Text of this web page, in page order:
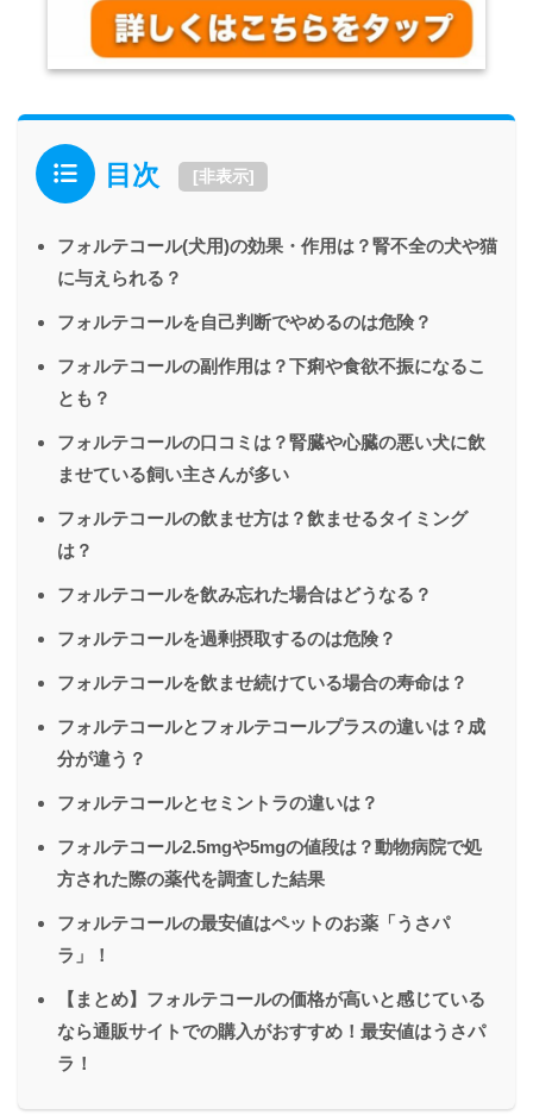
目次 [非表示]
フォルテコール(犬用)の効果・作用は？腎不全の犬や猫
に与えられる？
フォルテコールを自己判断でやめるのは危険？
フォルテコールの副作用は？下痢や食欲不振になるこ
とも？
フォルテコールの口コミは？腎臓や心臓の悪い犬に飲
ませている飼い主さんが多い
フォルテコールの飲ませ方は？飲ませるタイミング
は？
フォルテコールを飲み忘れた場合はどうなる？
フォルテコールを過剰摂取するのは危険？
フォルテコールを飲ませ続けている場合の寿命は？
フォルテコールとフォルテコールプラスの違いは？成
分が違う？
フォルテコールとセミントラの違いは？
フォルテコール2.5mgや5mgの値段は？動物病院で処
方された際の薬代を調査した結果
フォルテコールの最安値はペットのお薬「うさパ
ラ」！
【まとめ】フォルテコールの価格が高いと感じている
なら通販サイトでの購入がおすすめ！最安値はうさパ
ラ！